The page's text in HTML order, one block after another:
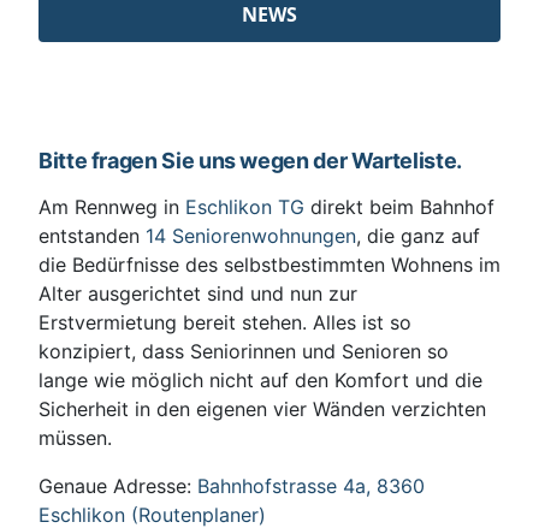
NEWS
Bitte fragen Sie uns wegen der Warteliste.
Am Rennweg in Eschlikon TG direkt beim Bahnhof
entstanden 14 Seniorenwohnungen, die ganz auf
die Bedürfnisse des selbstbestimmten Wohnens im
Alter ausgerichtet sind und nun zur
Erstvermietung bereit stehen. Alles ist so
konzipiert, dass Seniorinnen und Senioren so
lange wie möglich nicht auf den Komfort und die
Sicherheit in den eigenen vier Wänden verzichten
müssen.
Genaue Adresse: Bahnhofstrasse 4a, 8360
Eschlikon (Routenplaner)